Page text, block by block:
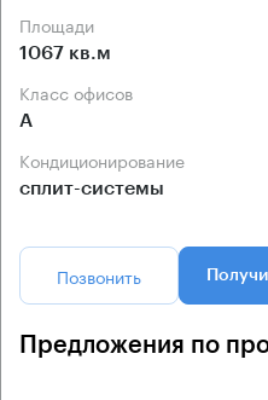
Площади
1067 кв.м
Класс офисов
А
Кондиционирование
сплит-системы
Позвонить
Предложения по